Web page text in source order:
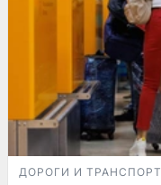
ДОРОГИ И ТРАНСПОРТ